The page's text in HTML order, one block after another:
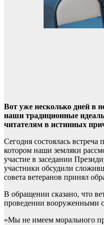
Вот уже несколько дней в
наши традиционные
читателям в истинных
Сегодня состоялась
котором наши земляки
участие в заседании
участники обсудили
совета ветеранов принял
В обращении сказано, что
проведении вооруженными
«Мы не имеем морального